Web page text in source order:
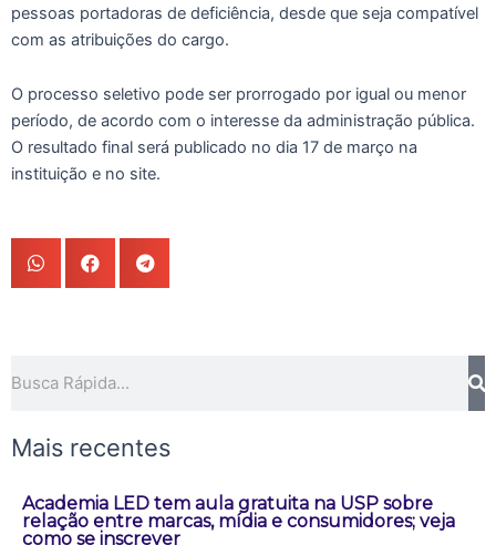
pessoas portadoras de deficiência, desde que seja compatível
com as atribuições do cargo.
O processo seletivo pode ser prorrogado por igual ou menor
período, de acordo com o interesse da administração pública.
O resultado final será publicado no dia 17 de março na
instituição e no site.
Mais recentes
Academia LED tem aula gratuita na USP sobre
relação entre marcas, mídia e consumidores; veja
como se inscrever